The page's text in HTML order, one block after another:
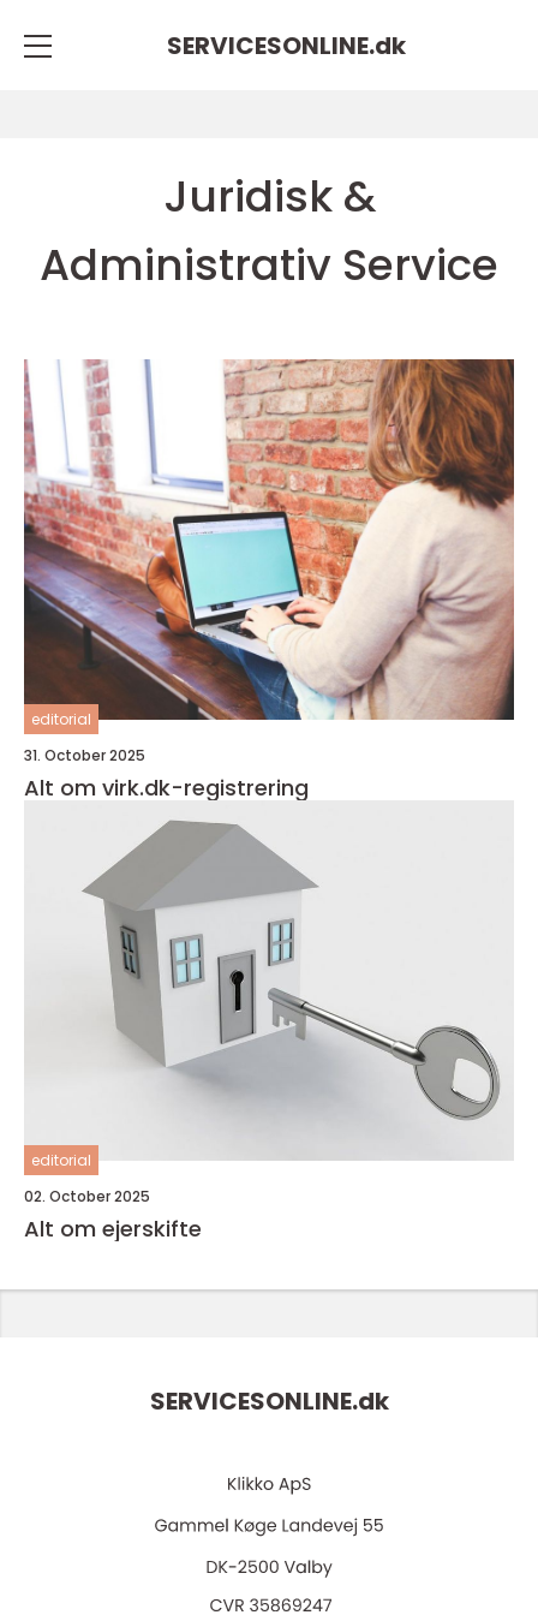
SERVICESONLINE.dk
Juridisk &
Administrativ Service
editorial
31. October 2025
Alt om virk.dk-registrering
editorial
02. October 2025
Alt om ejerskifte
SERVICESONLINE.dk